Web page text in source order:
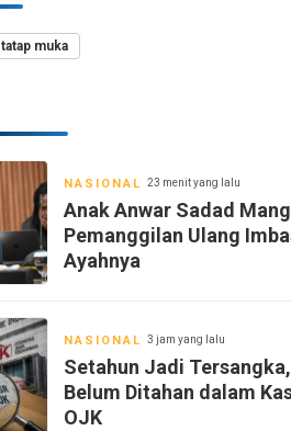
tatap muka
NASIONAL 23 menit yang lalu
Anak Anwar Sadad
Pemanggilan Ulang
Ayahnya
NASIONAL 3 jam yang lalu
Setahun Jadi
Belum Ditahan dalam
OJK